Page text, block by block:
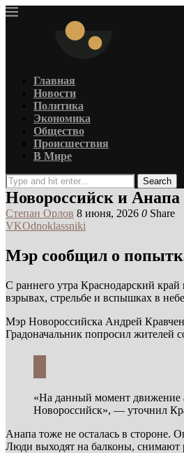
Главная
Новости
Политика
Экономика
Общество
Происшествия
В Мире
Search
Новороссийск и
Степан Орлов 8 июня, 2026 0 Share
VKOdnoklassniki
Мэр сообщил о
С раннего утра Краснодарский
взрывах, стрельбе и вспышках в
Мэр Новороссийска Андрей
Градоначальник попросил жителей
«На данный момент движение
Новороссийск», — уточнил
Анапа тоже не осталась в стороне.
Люди выходят на балконы, снимают